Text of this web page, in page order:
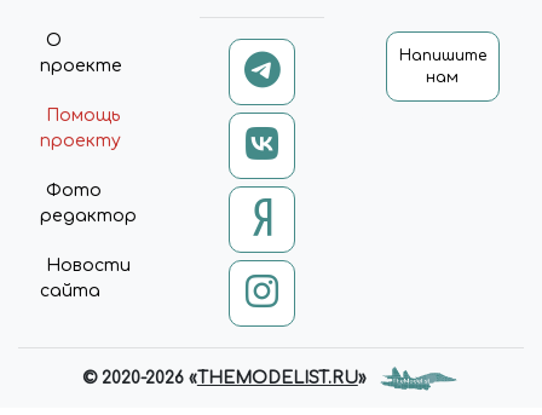
О
проекте
Помощь
проекту
Фото
редактор
Новости
сайта
Напишите
нам
© 2020-2026 «THEMODELIST.RU»